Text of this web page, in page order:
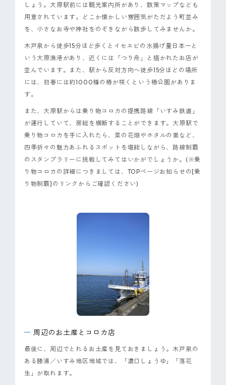
しょう。大原駅前には観光案内所があり、散策マップなども
用意されています。どこか懐かしい雰囲気がただよう町並み
を、小さなお寺や神社をのぞきながら散歩してみませんか。
木戸泉から徒歩15分ほど歩くとイセエビの水揚げ量日本一と
いう大原漁港があり、近くには「つり舟」と描かれたお店が
並んでいます。また、駅から反対方向へ徒歩15分ほどの場所
には、初春には約1000種の椿が咲くという椿公園がありま
す。
また、大原駅からは乗り物コロカの提携路線「いすみ鉄道」
が運行していて、房総を横断することができます。大原駅で
乗り物コロカを手に入れたら、菜の花畑やホタルの里など、
四季折々の魅力あふれるスポットを堪能しながら、路線制覇
のスタンプラリーに挑戦してみてはいかがでしょうか。(※乗
り物コロカの詳細につきましては、TOPページお知らせの[乗
り物制覇]のリンクからご確認ください)
周辺のお土産とコロカ店
最後に、周辺でとれるお土産を見ておきましょう。木戸泉の
ある勝浦／いすみ地区地域では、「濃口しょうゆ」「落花
生」が取れます。